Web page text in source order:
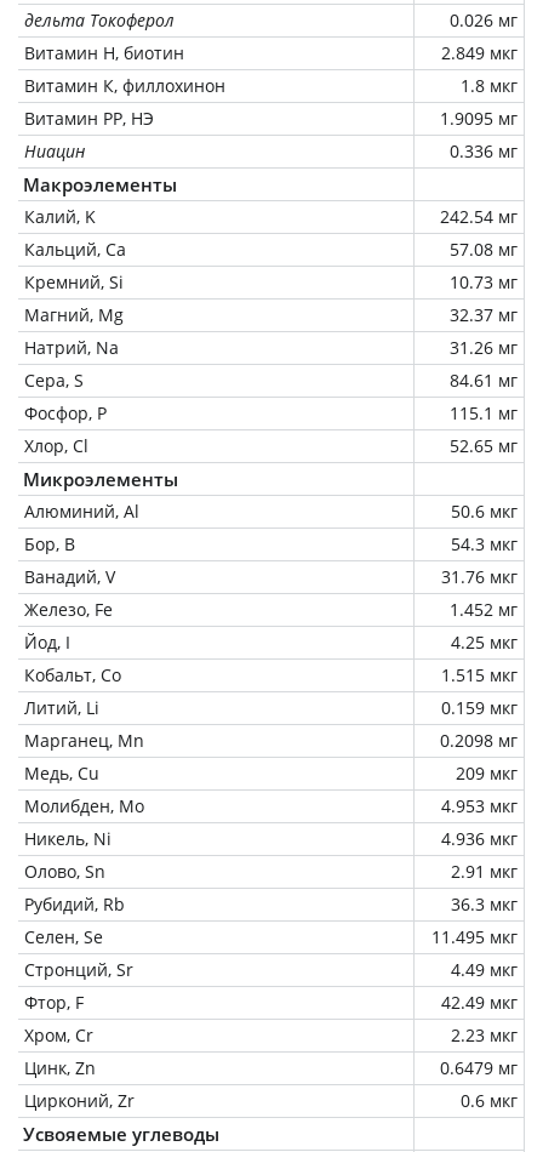
дельта Токоферол
0.026 мг
Витамин Н, биотин
2.849 мкг
Витамин К, филлохинон
1.8 мкг
Витамин РР, НЭ
1.9095 мг
Ниацин
0.336 мг
Макроэлементы
Калий, K
242.54 мг
Кальций, Ca
57.08 мг
Кремний, Si
10.73 мг
Магний, Mg
32.37 мг
Натрий, Na
31.26 мг
Сера, S
84.61 мг
Фосфор, P
115.1 мг
Хлор, Cl
52.65 мг
Микроэлементы
Алюминий, Al
50.6 мкг
Бор, B
54.3 мкг
Ванадий, V
31.76 мкг
Железо, Fe
1.452 мг
Йод, I
4.25 мкг
Кобальт, Co
1.515 мкг
Литий, Li
0.159 мкг
Марганец, Mn
0.2098 мг
Медь, Cu
209 мкг
Молибден, Mo
4.953 мкг
Никель, Ni
4.936 мкг
Олово, Sn
2.91 мкг
Рубидий, Rb
36.3 мкг
Селен, Se
11.495 мкг
Стронций, Sr
4.49 мкг
Фтор, F
42.49 мкг
Хром, Cr
2.23 мкг
Цинк, Zn
0.6479 мг
Цирконий, Zr
0.6 мкг
Усвояемые углеводы